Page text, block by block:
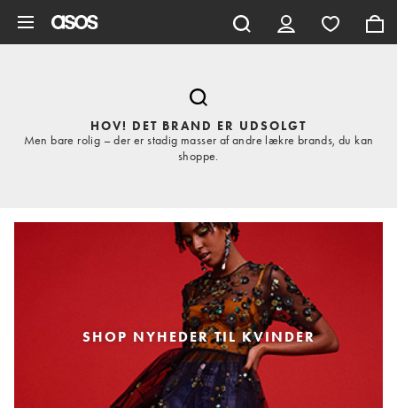
HOV! DET BRAND ER UDSOLGT
Men bare rolig – der er stadig masser af andre lækre brands, du kan
shoppe.
SHOP NYHEDER TIL KVINDER